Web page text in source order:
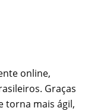
online,
Graças
torna mais ágil,